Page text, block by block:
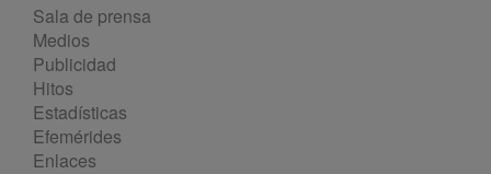
Sala de prensa
Medios
Publicidad
Hitos
Estadísticas
Efemérides
Enlaces